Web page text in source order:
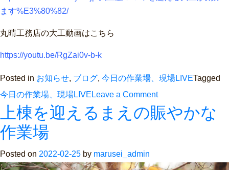
ます%E3%80%82/
丸晴工務店の大工動画はこちら
https://youtu.be/RgZai0v-b-k
Posted in お知らせ, ブログ, 今日の作業場、現場LIVETagged
今日の作業場、現場LIVE Leave a Commenton
大
上棟を迎えるまえの賑やかな
作業場
Posted on 2022-02-25 by marusei_admin